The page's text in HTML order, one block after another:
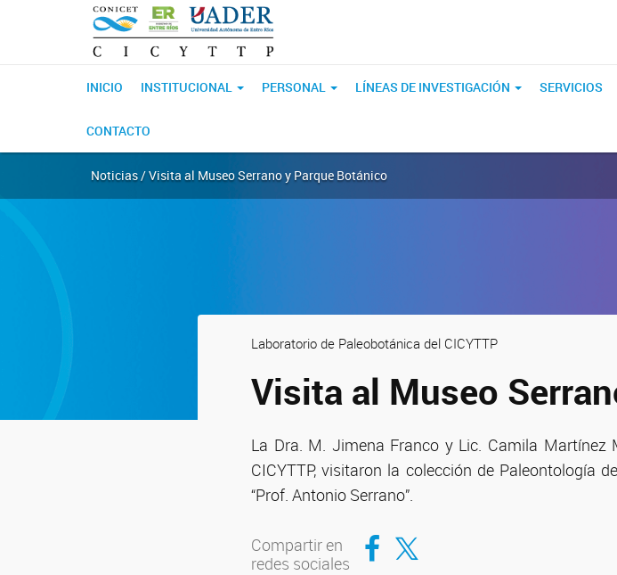
INICIO INSTITUCIONAL PERSONAL LÍNEAS DE INVESTIGACIÓN SERVICIOS
CONTACTO
Noticias / Visita al Museo Serrano y Parque Botánico
Laboratorio de Paleobotánica del CICYTTP
Visita al Museo
La Dra. M. Jimena Franco y Lic. Camila Martínez
CICYTTP, visitaron la colección de Paleontología
“Prof. Antonio Serrano”.
Compartir en
redes sociales
Compartir en Facebook
Compartir en Twitter